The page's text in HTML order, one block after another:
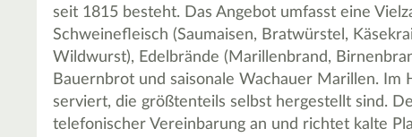
seit 1815 besteht. Das Angebot umfasst eine
Schweinefleisch (Saumaisen, Bratwürstel,
Wildwurst), Edelbrände (Marillenbrand,
Bauernbrot und saisonale Wachauer Marillen. Im
serviert, die größtenteils selbst hergestellt sind.
telefonischer Vereinbarung an und richtet kalte